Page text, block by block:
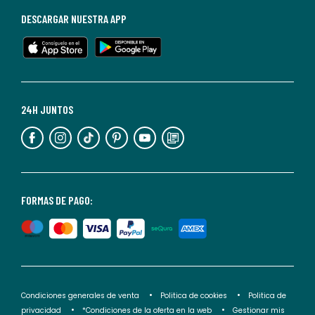
en
cualquier
Para
información,
puedes
nuestra
de
privacidad</2>.
FORMAS DE PAGO:
24H JUNTOS
DESCARGAR NUESTRA APP
Condiciones generales de venta Politica de cookies
Politica de
privacidad
*Condiciones de la oferta en la web Gestionar mis